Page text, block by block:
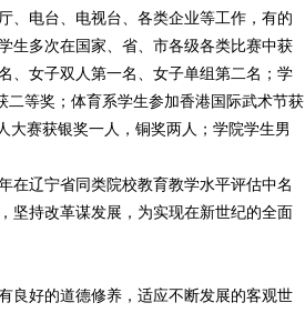
、电台、电视台、各类企业等工作，有的
生多次在国家、省、市各级各类比赛中获
、女子双人第一名、女子单组第二名；学
二等奖；体育系学生参加香港国际武术节获
大赛获银奖一人，铜奖两人；学院学生男
辽宁省同类院校教育教学水平评估中名
坚持改革谋发展，为实现在新世纪的全面
好的道德修养，适应不断发展的客观世